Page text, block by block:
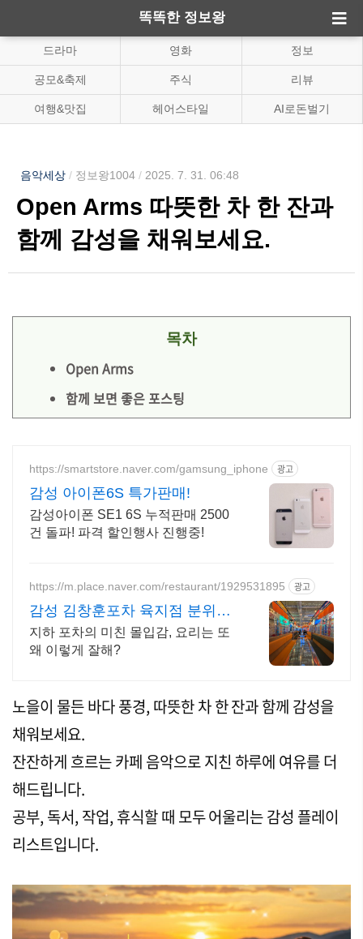
똑똑한 정보왕
드라마 영화 정보
공모&축제 주식 리뷰
여행&맛집 헤어스타일 AI로돈벌기
음악세상 / 정보왕1004 / 2025. 7. 31. 06:48
Open Arms 따뜻한 차 한 잔과
함께 감성을 채워보세요.
목차
Open Arms
함께 보면 좋은 포스팅
https://smartstore.naver.com/gamsung_iphone 광고
감성 아이폰6S 특가판매!
감성아이폰 SE1 6S 누적판매 2500
건 돌파! 파격 할인행사 진행중!
https://m.place.naver.com/restaurant/1929531895 광고
감성 김창훈포차 육지점 분위기
미쳤다는 그곳
지하 포차의 미친 몰입감, 요리는 또
왜 이렇게 잘해?
노을이 물든 바다 풍경, 따뜻한 차 한 잔과 함께 감성을
채워보세요.
잔잔하게 흐르는 카페 음악으로 지친 하루에 여유를 더
해드립니다.
공부, 독서, 작업, 휴식할 때 모두 어울리는 감성 플레이
리스트입니다.